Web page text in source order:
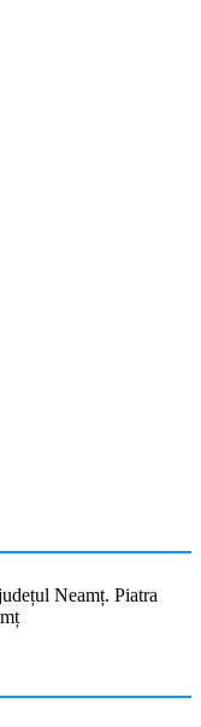
Neamț. Piatra